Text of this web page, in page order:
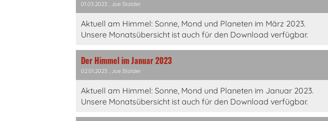
01.03.2023 , Joe Stalder
Aktuell am Himmel: Sonne, Mond und Planeten im März 2023.
Unsere Monatsübersicht ist auch für den Download verfügbar.
Der Himmel im Januar 2023
02.01.2023 , Joe Stalder
Aktuell am Himmel: Sonne, Mond und Planeten im Januar 2023.
Unsere Monatsübersicht ist auch für den Download verfügbar.